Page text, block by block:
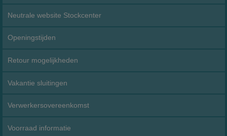
Neutrale website Stockcenter
Openingstijden
Retour mogelijkheden
Vakantie sluitingen
Verwerkersovereenkomst
Voorraad informatie